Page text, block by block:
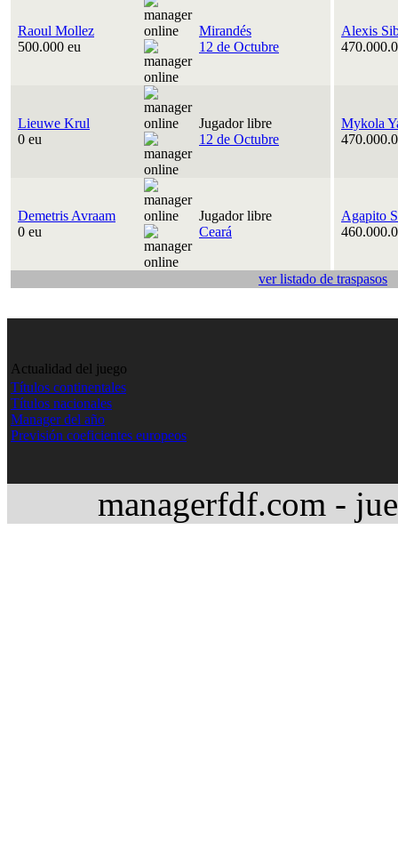
Raoul Mollez
500.000 eu
Mirandés
12 de Octubre
Alexis
Lieuwe Krul
0 eu
Jugador libre
12 de Octubre
Mykola
Demetris Avraam
0 eu
Jugador libre
Ceará
Agapito
ver listado de traspasos
Actualidad del juego
Títulos continentales
Títulos nacionales
Manager del año
Previsión coeficientes europeos
managerfdf.com -